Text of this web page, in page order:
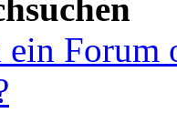
Forum